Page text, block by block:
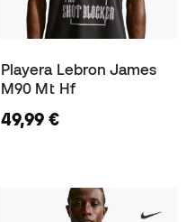
Playera Lebron James
M90 Mt Hf
49,99 €